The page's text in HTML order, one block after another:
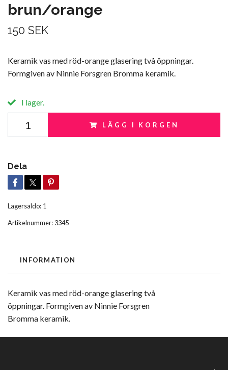
brun/orange
150 SEK
Keramik vas med röd-orange glasering två öppningar.
Formgiven av Ninnie Forsgren Bromma keramik.
I lager.
LÄGG I KORGEN
Dela
Lagersaldo: 1
Artikelnummer: 3345
INFORMATION
Keramik vas med röd-orange glasering två
öppningar. Formgiven av Ninnie Forsgren
Bromma keramik.